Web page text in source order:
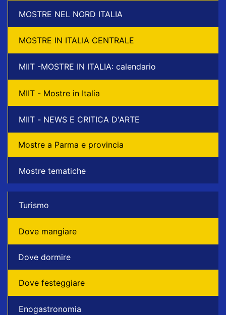
MOSTRE NEL NORD ITALIA
MOSTRE IN ITALIA CENTRALE
MIIT -MOSTRE IN ITALIA: calendario
MIIT - Mostre in Italia
MIIT - NEWS E CRITICA D'ARTE
Mostre a Parma e provincia
Mostre tematiche
Turismo
Dove mangiare
Dove dormire
Dove festeggiare
Enogastronomia